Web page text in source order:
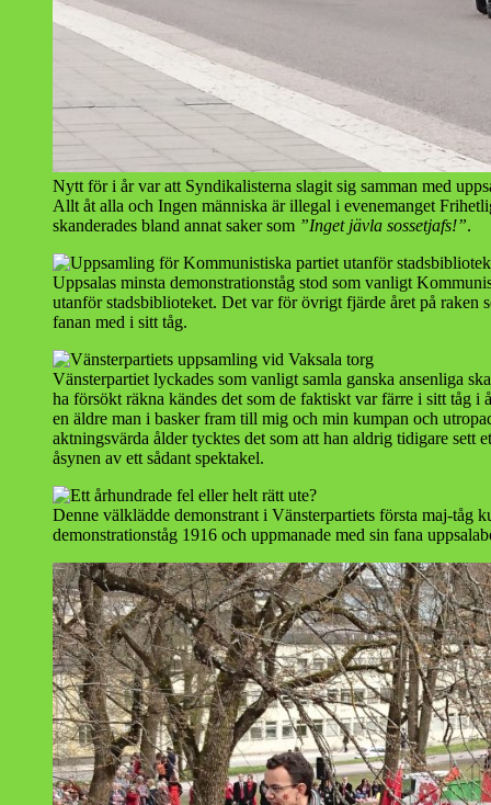
Nytt för i år var att Syndikalisterna slagit sig samman med
Allt åt alla och Ingen människa är illegal i evenemanget
skanderades bland annat saker som ”Inget jävla sossetjafs!”.
Uppsalas minsta demonstrationståg stod som vanligt
utanför stadsbiblioteket. Det var för övrigt fjärde året på raken
fanan med i sitt tåg.
Vänsterpartiet lyckades som vanligt samla ganska ansenliga
ha försökt räkna kändes det som de faktiskt var färre i sitt tåg i
en äldre man i basker fram till mig och min kumpan och
aktningsvärda ålder tycktes det som att han aldrig tidigare sett
åsynen av ett sådant spektakel.
Denne välklädde demonstrant i Vänsterpartiets första maj-tåg
demonstrationståg 1916 och uppmanade med sin fana